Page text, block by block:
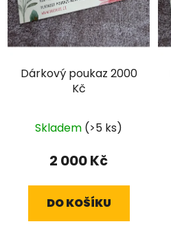
Dárkový poukaz 2000
Kč
Skladem (>5 ks)
2 000 Kč
DO KOŠÍKU